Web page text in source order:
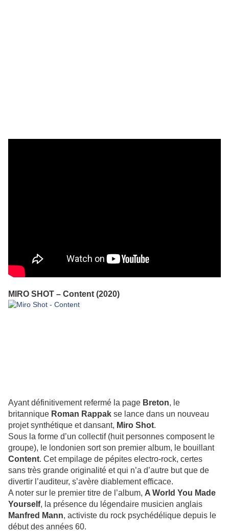
MIRO SHOT – Content (2020)
Ayant définitivement refermé la page Breton, le
britannique Roman Rappak se lance dans un nouveau
projet synthétique et dansant, Miro Shot.
Sous la forme d’un collectif (huit personnes composent le
groupe), le londonien sort son premier album, le bouillant
Content. Cet empilage de pépites electro-rock, certes
sans très grande originalité et qui n’a d’autre but que de
divertir l’auditeur, s’avère diablement efficace.
A noter sur le premier titre de l’album, A World You Made
Yourself, la présence du légendaire musicien anglais
Manfred Mann, activiste du rock psychédélique depuis le
début des années 60.